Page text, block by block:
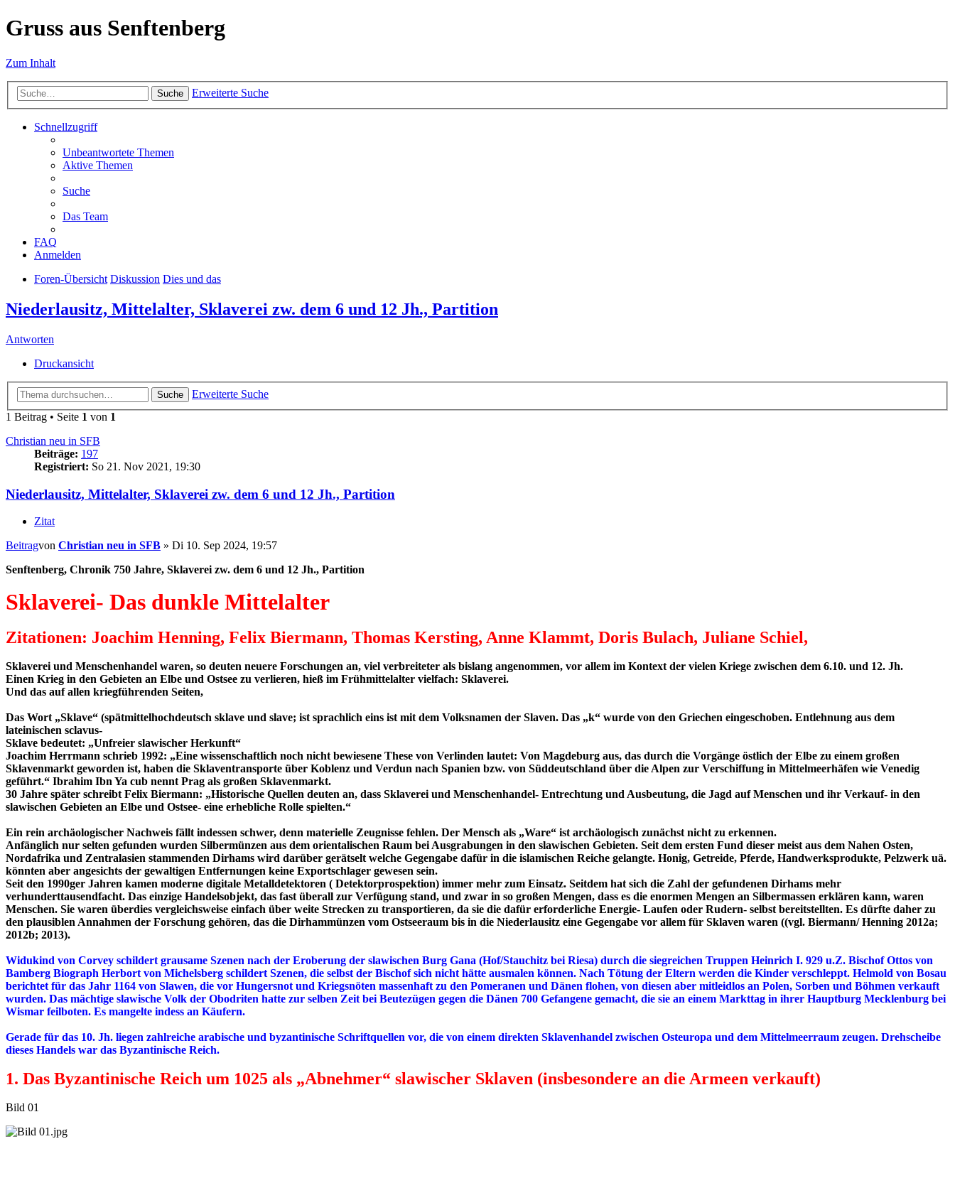
Gruss aus Senftenberg
Zum Inhalt
Suche Erweiterte Suche
Schnellzugriff
Unbeantwortete Themen
Aktive Themen
Suche
Das Team
FAQ
Anmelden
Foren-Übersicht Diskussion Dies und das
Niederlausitz, Mittelalter, Sklaverei zw. dem 6 und 12 Jh., Partition
Antworten
Druckansicht
Suche
Erweiterte Suche
1 Beitrag • Seite 1 von 1
Christian neu in SFB
Beiträge: 197
Registriert: So 21. Nov 2021, 19:30
Niederlausitz, Mittelalter, Sklaverei zw. dem 6 und 12 Jh., Partition
Zitat
Beitragvon Christian neu in SFB » Di 10. Sep 2024, 19:57
Senftenberg, Chronik 750 Jahre, Sklaverei zw. dem 6 und 12 Jh., Partition
Sklaverei- Das dunkle Mittelalter
Zitationen: Joachim Henning, Felix Biermann, Thomas Kersting, Anne Klammt, Doris Bulach, Juliane Schiel,
Sklaverei und Menschenhandel waren, so deuten neuere Forschungen an, viel verbreiteter als bislang angenommen, vor allem im Kontext der vielen Kriege zwischen dem 6.10. und 12. Jh.
Einen Krieg in den Gebieten an Elbe und Ostsee zu verlieren, hieß im Frühmittelalter vielfach: Sklaverei.
Und das auf allen kriegführenden Seiten,
Das Wort „Sklave“ (spätmittelhochdeutsch sklave und slave; ist sprachlich eins ist mit dem Volksnamen der Slaven. Das „k“ wurde von den Griechen eingeschoben. Entlehnung aus dem
lateinischen sclavus-
Sklave bedeutet: „Unfreier slawischer Herkunft“
Joachim Herrmann schrieb 1992: „Eine wissenschaftlich noch nicht bewiesene These von Verlinden lautet: Von Magdeburg aus, das durch die Vorgänge östlich der Elbe zu einem großen
Sklavenmarkt geworden ist, haben die Sklaventransporte über Koblenz und Verdun nach Spanien bzw. von Süddeutschland über die Alpen zur Verschiffung in Mittelmeerhäfen wie Venedig
geführt.“ Ibrahim Ibn Ya cub nennt Prag als großen Sklavenmarkt.
30 Jahre später schreibt Felix Biermann: „Historische Quellen deuten an, dass Sklaverei und Menschenhandel- Entrechtung und Ausbeutung, die Jagd auf Menschen und ihr Verkauf- in den
slawischen Gebieten an Elbe und Ostsee- eine erhebliche Rolle spielten.“
Ein rein archäologischer Nachweis fällt indessen schwer, denn materielle Zeugnisse fehlen. Der Mensch als „Ware“ ist archäologisch zunächst nicht zu erkennen.
Anfänglich nur selten gefunden wurden Silbermünzen aus dem orientalischen Raum bei Ausgrabungen in den slawischen Gebieten. Seit dem ersten Fund dieser meist aus dem Nahen Osten,
Nordafrika und Zentralasien stammenden Dirhams wird darüber gerätselt welche Gegengabe dafür in die islamischen Reiche gelangte. Honig, Getreide, Pferde, Handwerksprodukte, Pelzwerk uä.
könnten aber angesichts der gewaltigen Entfernungen keine Exportschlager gewesen sein.
Seit den 1990ger Jahren kamen moderne digitale Metalldetektoren ( Detektorprospektion) immer mehr zum Einsatz. Seitdem hat sich die Zahl der gefundenen Dirhams mehr
verhunderttausendfacht. Das einzige Handelsobjekt, das fast überall zur Verfügung stand, und zwar in so großen Mengen, dass es die enormen Mengen an Silbermassen erklären kann, waren
Menschen. Sie waren überdies vergleichsweise einfach über weite Strecken zu transportieren, da sie die dafür erforderliche Energie- Laufen oder Rudern- selbst bereitstellten. Es dürfte daher zu
den plausiblen Annahmen der Forschung gehören, das die Dirhammünzen vom Ostseeraum bis in die Niederlausitz eine Gegengabe vor allem für Sklaven waren ((vgl. Biermann/ Henning 2012a;
2012b; 2013).
Widukind von Corvey schildert grausame Szenen nach der Eroberung der slawischen Burg Gana (Hof/Stauchitz bei Riesa) durch die siegreichen Truppen Heinrich I. 929 u.Z. Bischof Ottos von
Bamberg Biograph Herbort von Michelsberg schildert Szenen, die selbst der Bischof sich nicht hätte ausmalen können. Nach Tötung der Eltern werden die Kinder verschleppt. Helmold von Bosau
berichtet für das Jahr 1164 von Slawen, die vor Hungersnot und Kriegsnöten massenhaft zu den Pomeranen und Dänen flohen, von diesen aber mitleidlos an Polen, Sorben und Böhmen verkauft
wurden. Das mächtige slawische Volk der Obodriten hatte zur selben Zeit bei Beutezügen gegen die Dänen 700 Gefangene gemacht, die sie an einem Markttag in ihrer Hauptburg Mecklenburg bei
Wismar feilboten. Es mangelte indess an Käufern.
Gerade für das 10. Jh. liegen zahlreiche arabische und byzantinische Schriftquellen vor, die von einem direkten Sklavenhandel zwischen Osteuropa und dem Mittelmeerraum zeugen. Drehscheibe
dieses Handels war das Byzantinische Reich.
1. Das Byzantinische Reich um 1025 als „Abnehmer“ slawischer Sklaven (insbesondere an die Armeen verkauft)
Bild 01